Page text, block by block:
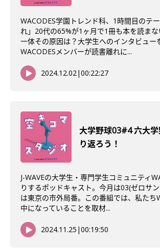
WACODES学園トレンド科、1時間目のテ
れ」20代の65%が1ヶ月で1冊も本を読まな
一体その原因は？大学生へのインタビュー
WACODESメンバーが読書離れに...
2024.12.02|00:22:27
大学野球03#4 六大
り返ろう！
J-WAVEの大学生・専門学生コミュニティ
りするポッドキャスト。今月は03(ゼロサ
は東京の市外局番。この番組では、私たち
中になっていることを取材...
2024.11.25 |00:19:50